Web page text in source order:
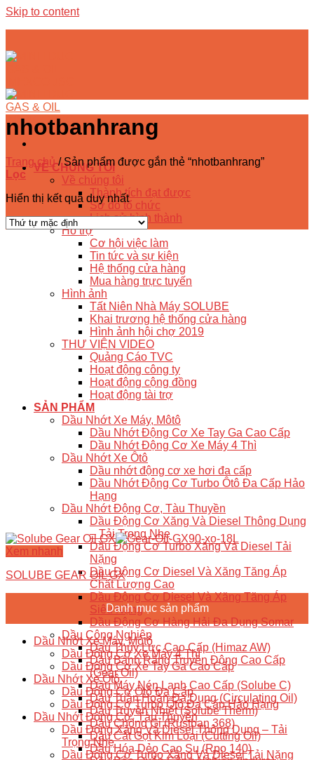
Skip to content
VỀ CHÚNG TÔI
Về chúng tôi
Thành tích đạt được
Sơ đồ tổ chức
Lịch sử hình thành
Hỗ trợ
Cơ hội việc làm
Tin tức và sự kiện
Hệ thống cửa hàng
Mua hàng trực tuyến
Hình ảnh
Tất Niên Nhà Máy SOLUBE
Khai trương hệ thống cửa hàng
Hình ảnh hội chợ 2019
THƯ VIỆN VIDEO
Quảng Cáo TVC
Hoạt động công ty
Hoạt động cộng đồng
Hoạt động tài trợ
SẢN PHẨM
Dầu Nhớt Xe Máy, Môtô
Dầu Nhớt Động Cơ Xe Tay Ga Cao Cấp
Dầu Nhớt Động Cơ Xe Máy 4 Thì
Dầu Nhớt Xe Ôtô
Dầu nhớt động cơ xe hơi đa cấp
Dầu Nhớt Động Cơ Turbo Ôtô Đa Cấp Hảo
Hạng
Dầu Nhớt Động Cơ, Tàu Thuyền
Dầu Động Cơ Xăng Và Diesel Thông Dụng
– Tải Trọng Nhẹ
Dầu Động Cơ Turbo Xăng Và Diesel Tải
Nặng
Dầu Động Cơ Diesel Và Xăng Tăng Áp
Chất Lượng Cao
Dầu Động Cơ Diesel Và Xăng Tăng Áp
Siêu Nặng
Dầu Động Cơ Hàng Hải Đa Dụng Somar
Dầu Công Nghiệp
Dầu Thủy Lực Cao Cấp (Himaz AW)
Dầu Bánh Răng Truyền Động Cao Cấp
(Gear Oil)
Dầu Máy Nén Lạnh Cao Cấp (Solube C)
Dầu Tuần Hoàn Đa Dụng (Circulating Oil)
Dầu Truyền Nhiệt (Solube Therm)
Dầu Chống Gỉ (Rustban 368)
Dầu Cắt Gọt Kim Loại (Cutting Oil)
Dầu Hóa Dẻo Cao Su (Rpo 140)
nhotbanhrang
Trang chủ /Sản phẩm được gắn thẻ “nhotbanhrang”
Lọc
Hiển thị kết quả duy nhất
Xem nhanh
SOLUBE GEAR OIL GX
Danh mục sản phẩm
Dầu Nhớt Xe Máy, Môtô
Dầu Động Cơ Xe Máy 4 Thì
Dầu Động Cơ Xe Tay Ga Cao Cấp
Dầu Nhớt Xe Ôtô
Dầu Động Cơ Ôtô Đa Cấp
Dầu Động Cơ Turbo Ôtô Đa Cấp Hảo Hạng
Dầu Nhớt Động Cơ, Tàu Thuyền
Dầu Động Xăng Và Diesel Thông Dụng – Tải
Trọng Nhẹ
Dầu Động Cơ Turbo Xăng Và Diesel Tải Nặng